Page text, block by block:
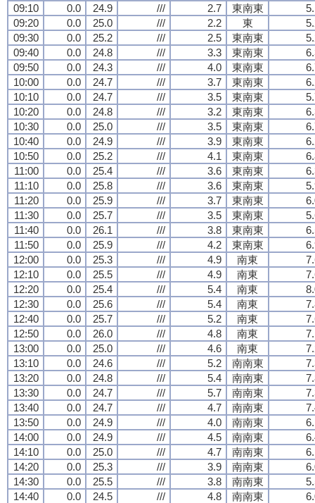
09:10
0.0 24.9 /// 2.7 東南東
09:20
0.0 25.0 /// 2.2 東
09:30
0.0 25.2 /// 2.5 東南東
09:40
0.0 24.8 /// 3.3 東南東
09:50
0.0 24.3 /// 4.0 東南東
10:00
0.0 24.7 /// 3.7 東南東
10:10
0.0 24.7 /// 3.5 東南東
10:20
0.0 24.8 /// 3.2 東南東
10:30
0.0 25.0 /// 3.5 東南東
10:40
0.0 24.9 /// 3.9 東南東
10:50
0.0 25.2 /// 4.1 東南東
11:00
0.0 25.4 /// 3.6 東南東
11:10
0.0 25.8 /// 3.6 東南東
11:20
0.0 25.9 /// 3.7 東南東
11:30
0.0 25.7 /// 3.5 東南東
11:40
0.0 26.1 /// 3.8 東南東
11:50
0.0 25.9 /// 4.2 東南東
12:00
0.0 25.3 /// 4.9 南東
12:10
0.0 25.5 /// 4.9 南東
12:20
0.0 25.4 /// 5.4 南東
12:30
0.0 25.6 /// 5.4 南東
12:40
0.0 25.7 /// 5.2 南東
12:50
0.0 26.0 /// 4.8 南東
13:00
0.0 25.0 /// 4.6 南東
13:10
0.0 24.6 /// 5.2 南南東
13:20
0.0 24.8 /// 5.4 南南東
13:30
0.0 24.7 /// 5.7 南南東
13:40
0.0 24.7 /// 4.7 南南東
13:50
0.0 24.9 /// 4.0 南南東
14:00
0.0 24.9 /// 4.5 南南東
14:10
0.0 25.0 /// 4.7 南南東
14:20
0.0 25.3 /// 3.9 南南東
14:30
0.0 25.5 /// 3.8 南南東
14:40
0.0 24.5 /// 4.8 南南東